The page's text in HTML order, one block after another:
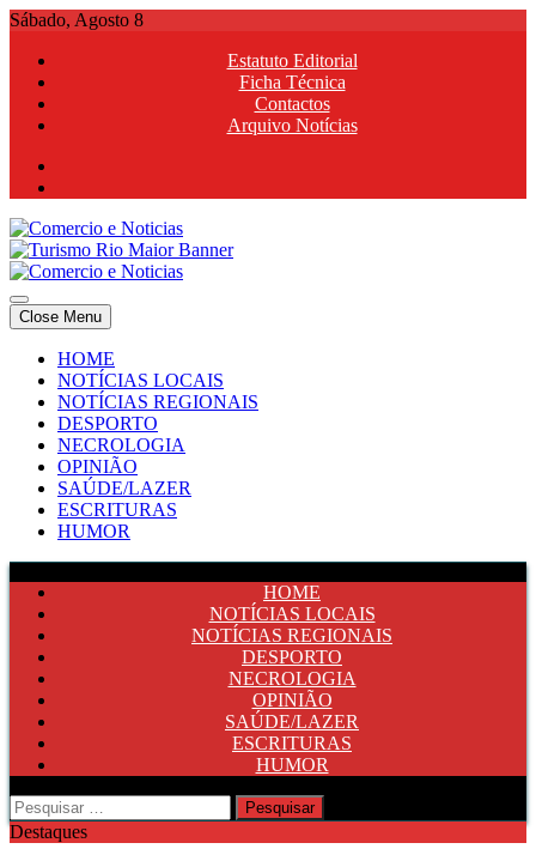
Skip
content
Sábado, Agosto 8
Estatuto Editorial
Ficha Técnica
Contactos
Arquivo Notícias
Comercio e Noticias
Notícias e Publicidade Online
Comercio e Noticias
Notícias e Publicidade Online
Close Menu
HOME
NOTÍCIAS LOCAIS
NOTÍCIAS REGIONAIS
DESPORTO
NECROLOGIA
OPINIÃO
SAÚDE/LAZER
ESCRITURAS
HUMOR
HOME
NOTÍCIAS LOCAIS
NOTÍCIAS REGIONAIS
DESPORTO
NECROLOGIA
OPINIÃO
SAÚDE/LAZER
ESCRITURAS
HUMOR
Pesquisar
por:
Destaques